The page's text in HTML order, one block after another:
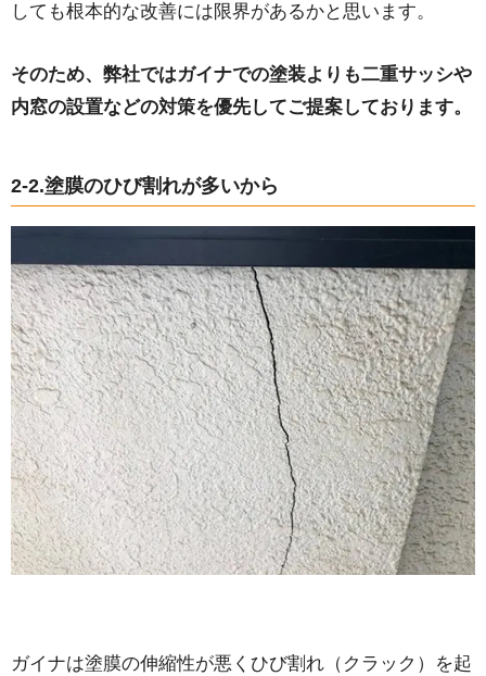
しても根本的な改善には限界があるかと思います。
そのため、弊社ではガイナでの塗装よりも二重サッシや
内窓の設置などの対策を優先してご提案しております。
2-2.塗膜のひび割れが多いから
ガイナは塗膜の伸縮性が悪くひび割れ（クラック）を起